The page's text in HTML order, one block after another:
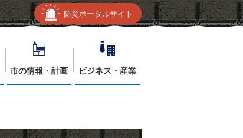
防災ポータルサイト
市の情報・計画 ビジネス・産業